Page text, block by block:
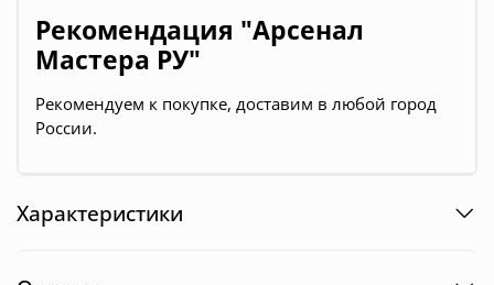
Рекомендация "Арсенал
Мастера РУ"
Рекомендуем к покупке, доставим в любой город
России.
Характеристики